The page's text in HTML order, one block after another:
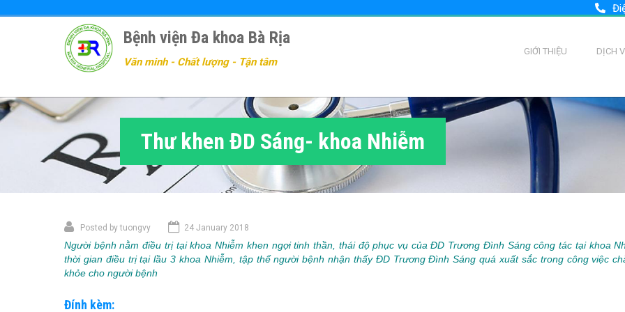
đến
Bệnh viện Đa khoa Bà Rịa
Văn minh - Chất lượng - Tận tâm
GIỚI THIỆU DỊCH
Thư khen ĐD Sáng- khoa Nhiễm
Posted bytuongvy 24 January 2018
Người bệnh nằm điều trị tại khoa Nhiễm khen ngợi tinh thần, thái độ phục vụ của ĐD Trương Đình Sáng công tác tại khoa
thời gian điều trị tại lầu 3 khoa Nhiễm, tập thể người bệnh nhận thấy ĐD Trương Đình Sáng quá xuất sắc trong công việc
khỏe cho người bệnh
Đính kèm: